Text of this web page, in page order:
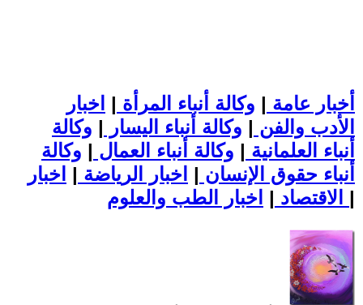
أخبار عامة | وكالة أنباء المرأة | اخبار
الأدب والفن | وكالة أنباء اليسار | وكالة
أنباء العلمانية | وكالة أنباء العمال | وكالة
أنباء حقوق الإنسان | اخبار الرياضة | اخبار
الاقتصاد | |